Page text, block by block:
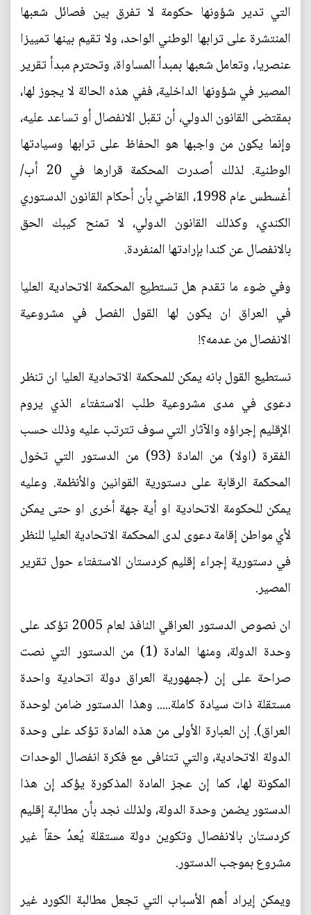
التي تدير شؤونها حكومة لا تفرق بين فصائل شعبها
المنتشرة على ترابها الوطني الواحد، ولا تقيم بينها تمييزا
عنصريا، وتعامل شعبها بمبدأ المساواة، وتحترم مبدأ تقرير
المصير في شؤونها الداخلية، ففي هذه الحالة لا يجوز لها،
بمقتضى القانون الدولي، أن تقبل الانفصال أو تساعد عليه،
وإنما يكون من واجبها هو الحفاظ على ترابها وسيادتها
الوطنية. لذلك أصدرت المحكمة قرارها في 20 أب/
أغسطس عام 1998، القاضي بأن أحكام القانون الدستوري
الكندي، وكذلك القانون الدولي، لا تمنح كيبك الحق
بالانفصال عن كندا بإرادتها المنفردة.
وفي ضوء ما تقدم هل تستطيع المحكمة الاتحادية العليا
في العراق ان يكون لها القول الفصل في مشروعية
الانفصال من عدمه؟!
نستطيع القول بانه يمكن للمحكمة الاتحادية العليا ان تنظر
دعوى في مدى مشروعية طلب الاستفتاء الذي يروم
الإقليم إجراؤه والآثار التي سوف تترتب عليه وذلك حسب
الفقرة (اولا) من المادة (93) من الدستور التي تخول
المحكمة الرقابة على دستورية القوانين والأنظمة. وعليه
يمكن للحكومة الاتحادية او أية جهة أخرى او حتى يمكن
لأي مواطن إقامة دعوى لدى المحكمة الاتحادية العليا للنظر
في دستورية إجراء إقليم كردستان الاستفتاء حول تقرير
المصير.
ان نصوص الدستور العراقي النافذ لعام 2005 تؤكد على
وحدة الدولة، ومنها المادة (1) من الدستور التي نصت
صراحة على إن (جمهورية العراق دولة اتحادية واحدة
مستقلة ذات سيادة كاملة..... وهذا الدستور ضامن لوحدة
العراق). إن العبارة الأولى من هذه المادة تؤكد على وحدة
الدولة الاتحادية، والتي تتنافى مع فكرة انفصال الوحدات
المكونة لها، كما إن عجز المادة المذكورة يؤكد إن هذا
الدستور يضمن وحدة الدولة، ولذلك نجد بأن مطالبة إقليم
كردستان بالانفصال وتكوين دولة مستقلة يُعدُ حقاً غير
مشروع بموجب الدستور.
ويمكن إيراد أهم الأسباب التي تجعل مطالبة الكورد غير